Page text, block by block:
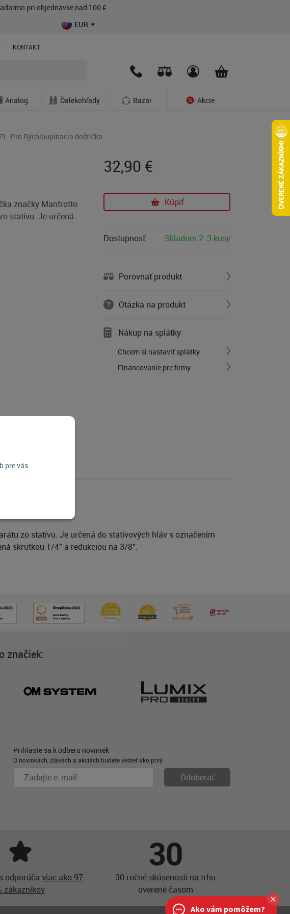
pre vás.
pri objednávke nad 100 €
EUR
KONTAKT
Analóg Ďalekohľady Bazár Akcie
Pro Rýchloupínacia doštička
značky Manfrotto
statívu. Je určená
32,90 €
Kúpiť
Dostupnosť Skladom 2-3 kusy
Porovnať produkt
Otázka na produkt
Nákup na splátky
Chcem si nastaviť splátky
Financovanie pre firmy
zo statívu. Je určená do statívových hláv s označením
skrutkou 1/4" a redukciou na 3/8".
značiek:
Prihláste sa k odberu noviniek
O novinkách, zľavách a akciách budete vedieť ako prvý.
odporúča viac ako 97
zákazníkov
30
30 ročné skúsenosti na trhu
overené časom
Ako vám pomôžem?